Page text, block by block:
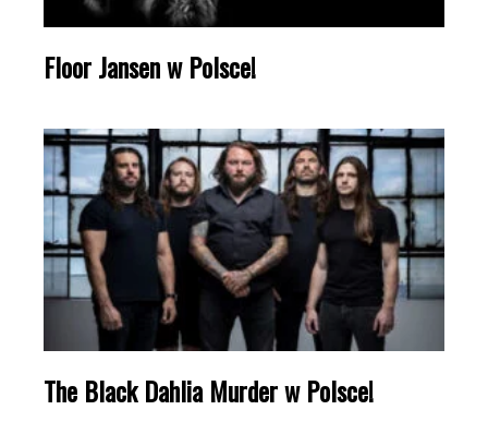
Floor Jansen w Polsce!
The Black Dahlia Murder w Polsce!